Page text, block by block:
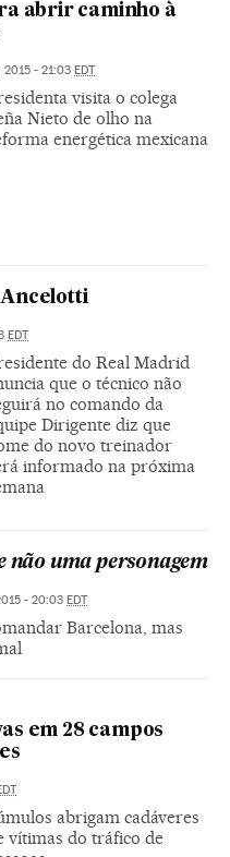
abrir caminho à
2015 - 21:03 EDT
visita o colega
Nieto de olho na
energética mexicana
EDT
do Real Madrid
que o técnico não
no comando da
Dirigente diz que
do novo treinador
informado na próxima
não uma personagem
- 20:03 EDT
Barcelona, mas
em 28 campos
abrigam cadáveres
vítimas do tráfico de